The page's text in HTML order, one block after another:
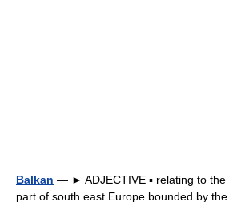
Balkan — ► ADJECTIVE ▪ relating to the
part of south east Europe bounded by the